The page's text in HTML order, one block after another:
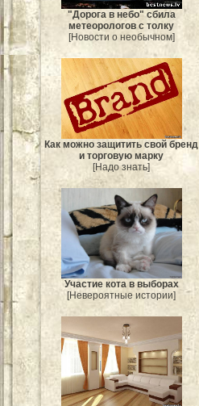
"Дорога в небо" сбила
метеорологов с толку
[Новости о необычном]
Как можно защитить свой бренд
и торговую марку
[Надо знать]
Участие кота в выборах
[Невероятные истории]